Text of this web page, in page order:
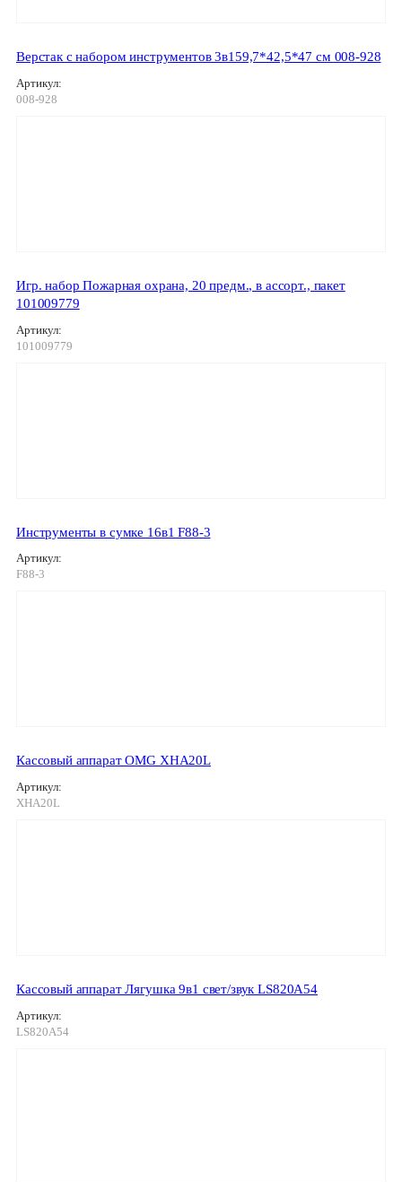
Верстак с набором инструментов 3в159,7*42,5*47 см 008-928
Артикул:
008-928
Игр. набор Пожарная охрана, 20 предм., в ассорт., пакет
101009779
Артикул:
101009779
Инструменты в сумке 16в1 F88-3
Артикул:
F88-3
Кассовый аппарат OMG XHA20L
Артикул:
XHA20L
Кассовый аппарат Лягушка 9в1 свет/звук LS820A54
Артикул:
LS820A54